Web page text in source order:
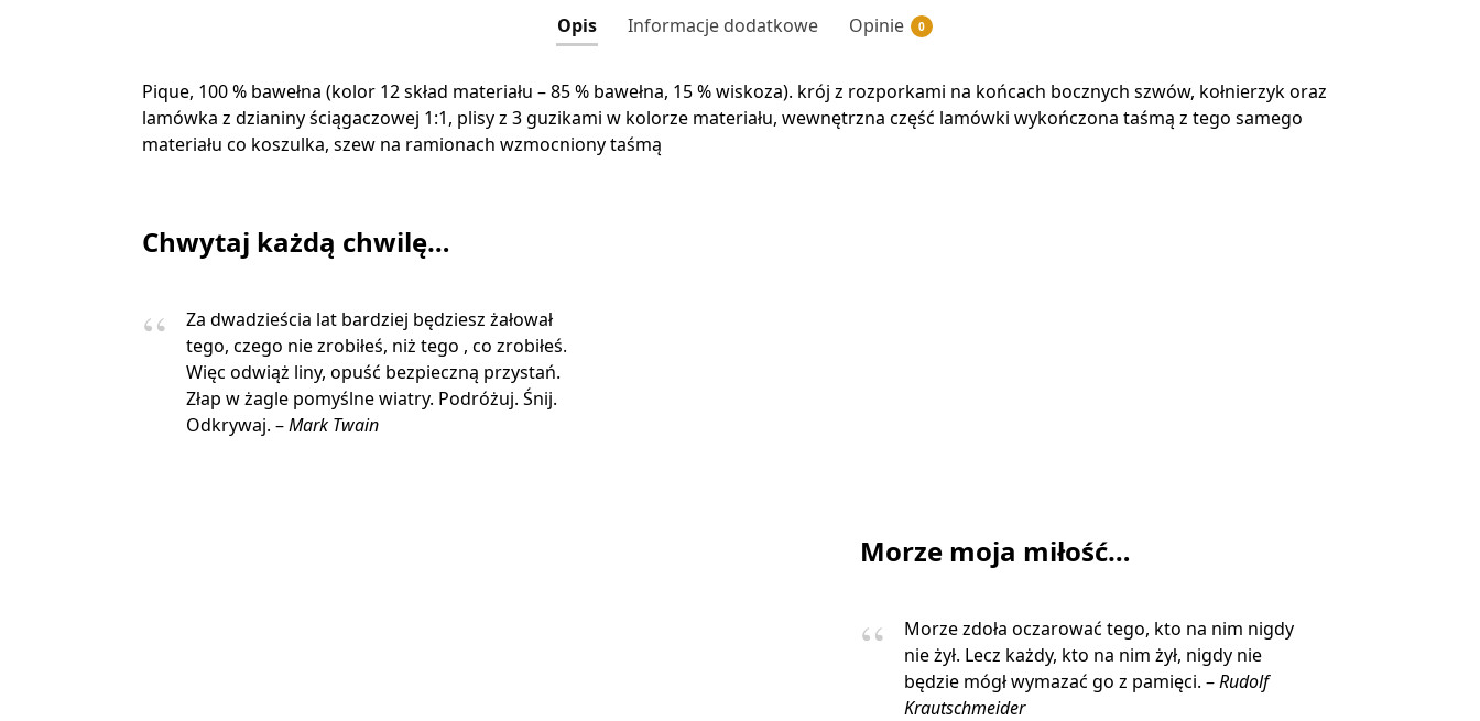
Opis Informacje dodatkowe Opinie 0
Pique, 100 % bawełna (kolor 12 skład materiału – 85 % bawełna, 15 % wiskoza). krój z rozporkami na końcach bocznych szwów, kołnierzyk oraz
lamówka z dzianiny ściągaczowej 1:1, plisy z 3 guzikami w kolorze materiału, wewnętrzna część lamówki wykończona taśmą z tego samego
materiału co koszulka, szew na ramionach wzmocniony taśmą
Chwytaj każdą chwilę…
Za dwadzieścia lat bardziej będziesz żałował
tego, czego nie zrobiłeś, niż tego , co zrobiłeś.
Więc odwiąż liny, opuść bezpieczną przystań.
Złap w żagle pomyślne wiatry. Podróżuj. Śnij.
Odkrywaj. –Mark Twain
Morze moja miłość…
Morze zdoła oczarować tego, kto na nim nigdy
nie żył. Lecz każdy, kto na nim żył, nigdy nie
będzie mógł wymazać go z pamięci. –Rudolf
Krautschmeider